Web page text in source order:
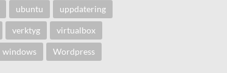
ubuntu uppdatering
verktyg virtualbox
windows Wordpress